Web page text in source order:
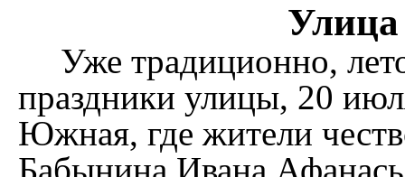
Улица
Уже традиционно,
праздники улицы, 20
Южная, где жители